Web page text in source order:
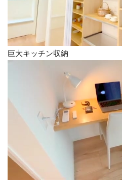
巨大キッチン収納